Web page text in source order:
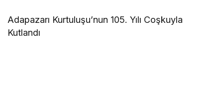
Adapazarı Kurtuluşu’nun 105. Yılı Coşkuyla
Kutlandı